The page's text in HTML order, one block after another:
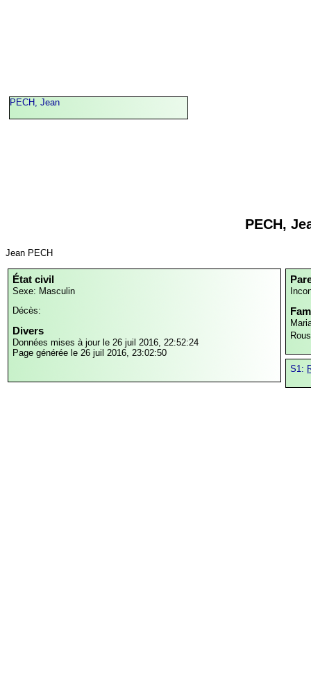
PECH, Jean
PECH,
Jean PECH
État civil
Sexe: Masculin
Décès:
Divers
Données mises à jour le 26 juil 2016, 22:52:24
Page générée le 26 juil 2016, 23:02:50
S1: